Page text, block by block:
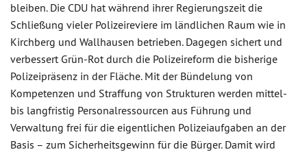
bleiben. Die CDU hat während ihrer Regierungszeit die
Schließung vieler Polizeireviere im ländlichen Raum wie in
Kirchberg und Wallhausen betrieben. Dagegen sichert und
verbessert Grün-Rot durch die Polizeireform die bisherige
Polizeipräsenz in der Fläche. Mit der Bündelung von
Kompetenzen und Straffung von Strukturen werden mittel-
bis langfristig Personalressourcen aus Führung und
Verwaltung frei für die eigentlichen Polizeiaufgaben an der
Basis – zum Sicherheitsgewinn für die Bürger. Damit wird